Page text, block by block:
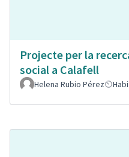
Projecte per la
social a Calafell
Helena Rubio Pérez